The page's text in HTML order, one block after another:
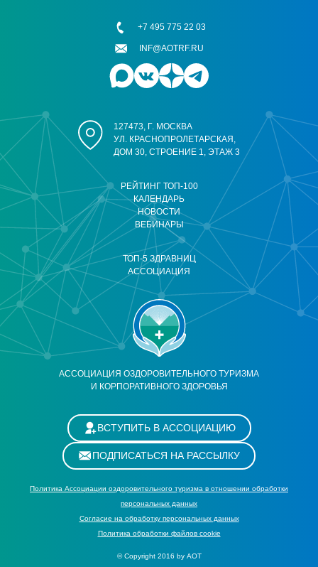
АССОЦИАЦИЯ ОЗДОРОВИТЕЛЬНОГО ТУРИЗМА
И КОРПОРАТИВНОГО ЗДОРОВЬЯ
РЕЙТИНГ ТОП-100
КАЛЕНДАРЬ
НОВОСТИ
ВЕБИНАРЫ
ТОП-5 ЗДРАВНИЦ
АССОЦИАЦИЯ
127473, Г. МОСКВА
УЛ. КРАСНОПРОЛЕТАРСКАЯ,
ДОМ 30, СТРОЕНИЕ 1, ЭТАЖ 3
+7 495 775 22 03
INF@AOTRF.RU
ВСТУПИТЬ В АССОЦИАЦИЮ
ПОДПИСАТЬСЯ НА РАССЫЛКУ
Политика Ассоциации оздоровительного туризма в отношении обработки
персональных данных
Cогласие на обработку персональных данных
Политика обработки файлов cookie
© Copyright 2016 by АОТ